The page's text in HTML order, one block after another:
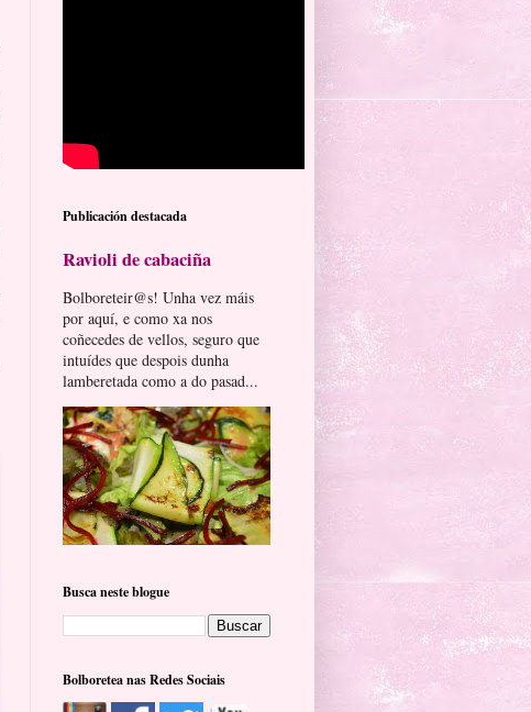
Publicación destacada
Ravioli de cabaciña
Bolboreteir@s! Unha vez máis
por aquí, e como xa nos
coñecedes de vellos, seguro que
intuídes que despois dunha
lamberetada como a do pasad...
Busca neste blogue
Bolboretea nas Redes Sociais